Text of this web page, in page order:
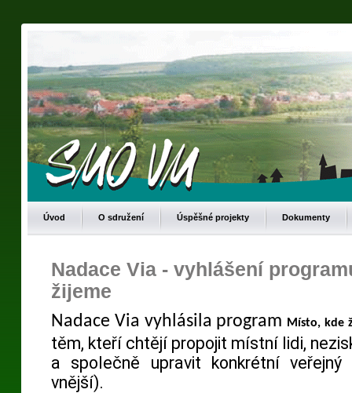
Úvod O sdružení Úspěšné projekty Dokumenty
Nadace Via - vyhlášení
žijeme
Nadace Via vyhlásila program Místo, kde
těm, kteří chtějí propojit místní lidi,
a společně upravit konkrétní
vnější).